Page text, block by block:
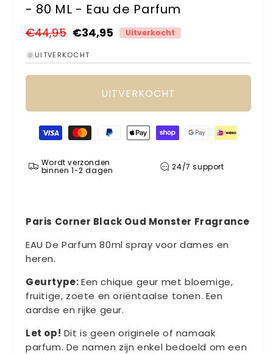
- 80 ML - Eau de Parfum
Normale
prijs
€44,95
Aanbiedingsprijs
€34,95 Uitverkocht
UITVERKOCHT
UITVERKOCHT
Betaalmethoden
Wordt verzonden
binnen 1-2 dagen 24/7 support
Paris Corner Black Oud Monster Fragrance
EAU De Parfum 80ml spray voor dames en
heren.
Geurtype:Een chique geur met bloemige,
fruitige, zoete en oriëntaalse tonen. Een
aardse en rijke geur.
Let op! Dit is geen originele of namaak
parfum. De namen zijn enkel bedoeld om een